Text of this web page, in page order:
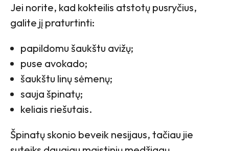
Jei norite, kad kokteilis atstotų pusryčius,
galite jį praturtinti:
papildomu šaukštu avižų;
puse avokado;
šaukštu linų sėmenų;
sauja špinatų;
keliais riešutais.
Špinatų skonio beveik nesijaus, tačiau jie